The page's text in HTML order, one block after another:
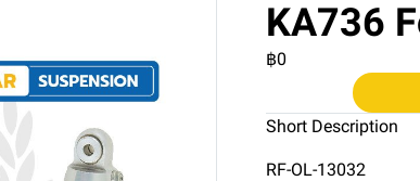
KA736
฿0
Short Description
RF-OL-13032